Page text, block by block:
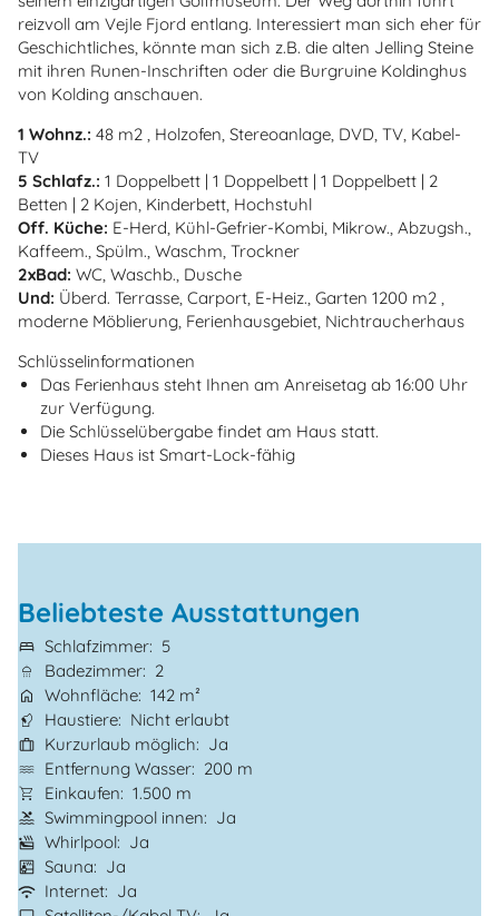
reizvoll am Vejle Fjord entlang. Interessiert man sich eher für
Geschichtliches, könnte man sich z.B. die alten Jelling Steine
mit ihren Runen-Inschriften oder die Burgruine Koldinghus
von Kolding anschauen.
1 Wohnz.: 48 m2 , Holzofen, Stereoanlage, DVD, TV, Kabel-
TV
5 Schlafz.: 1 Doppelbett | 1 Doppelbett | 1 Doppelbett | 2
Betten | 2 Kojen, Kinderbett, Hochstuhl
Off. Küche: E-Herd, Kühl-Gefrier-Kombi, Mikrow., Abzugsh.,
Kaffeem., Spülm., Waschm, Trockner
2xBad: WC, Waschb., Dusche
Und: Überd. Terrasse, Carport, E-Heiz., Garten 1200 m2 ,
moderne Möblierung, Ferienhausgebiet, Nichtraucherhaus
Schlüsselinformationen
Das Ferienhaus steht Ihnen am Anreisetag ab 16:00 Uhr
zur Verfügung.
Die Schlüsselübergabe findet am Haus statt.
Dieses Haus ist Smart-Lock-fähig
Beliebteste Ausstattungen
Schlafzimmer
5
Badezimmer
2
Wohnfläche 142 m²
Haustiere
Nicht erlaubt
Kurzurlaub möglich
Ja
Entfernung Wasser
200 m
Einkaufen
1.500 m
Swimmingpool innen
Ja
Whirlpool
Ja
Sauna
Ja
Internet
Ja